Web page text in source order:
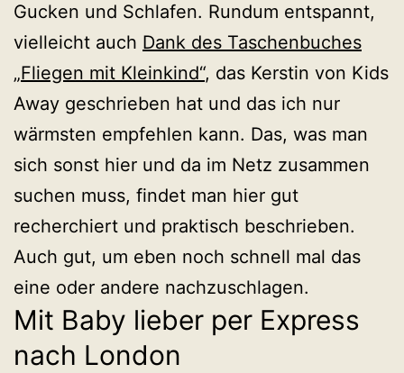
Gucken und Schlafen. Rundum entspannt,
vielleicht auch Dank des Taschenbuches
„Fliegen mit Kleinkind“, das Kerstin von Kids
Away geschrieben hat und das ich nur
wärmsten empfehlen kann. Das, was man
sich sonst hier und da im Netz zusammen
suchen muss, findet man hier gut
recherchiert und praktisch beschrieben.
Auch gut, um eben noch schnell mal das
eine oder andere nachzuschlagen.
Mit Baby lieber per Express
nach London